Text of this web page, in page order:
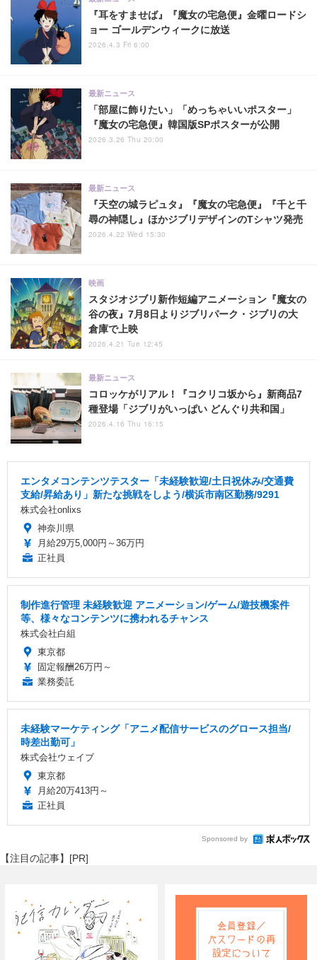
『耳をすませば』『魔女の宅急便』金曜ロードシ
ョー ゴールデンウィークに放送
2026.4.3 Fri 6:00
「部屋に飾りたい」「めっちゃいいポスター」
『魔女の宅急便』韓国版SPポスターが公開
最新ニュース
2026.3.26 Thu 20:00
『天空の城ラピュタ』『魔女の宅急便』『千と千
尋の神隠し』ほかジブリデザインのTシャツ発売
最新ニュース
2026.4.22 Wed 15:30
スタジオジブリ新作短編アニメーション『魔女の
谷の夜』7月8日よりジブリパーク・ジブリの大
倉庫で上映
映画
2026.4.21 Tue 12:45
コロッケがリアル！『コクリコ坂から』新商品7
種登場「ジブリがいっぱい どんぐり共和国」
最新ニュース
2026.4.16 Thu 16:15
エンタメコンテンツテスター「未経験歓迎/土日祝休み/交通費
支給/昇給あり」新たな挑戦をしよう/横浜市南区勤務/9291
株式会社onlixs
神奈川県
月給29万5,000円～36万円
正社員
制作進行管理 未経験歓迎 アニメーション/ゲーム/遊技機案件
等、様々なコンテンツに携われるチャンス
株式会社白組
東京都
固定報酬26万円～
業務委託
未経験マーケティング「アニメ配信サービスのグロース担当/
時差出勤可」
株式会社ウェイブ
東京都
月給20万413円～
正社員
Sponsored by
【注目の記事】[PR]